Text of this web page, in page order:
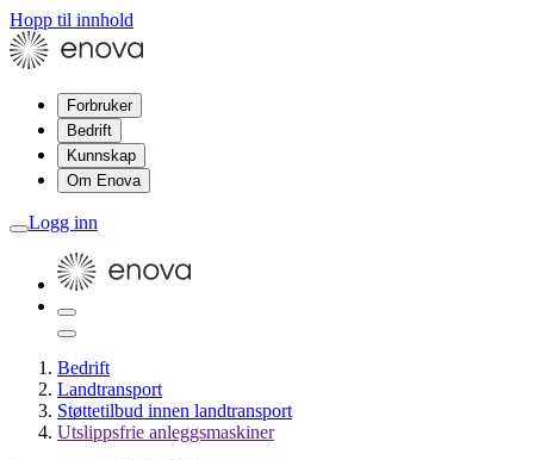
Hopp til innhold
Forbruker
Bedrift
Kunnskap
Om Enova
Logg inn
Bedrift
Landtransport
Støttetilbud innen landtransport
Utslippsfrie anleggsmaskiner